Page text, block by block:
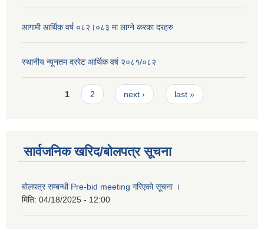
आगामी आर्थिक वर्ष ०८२।०८३ मा लाग्ने करका दरहरु
स्थानीय न्यूनतम दररेट आर्थिक वर्ष २०८१/०८२
Pages1 2 next › last »
सार्वजनिक खरिद/बोलपत्र सूचना
बोलपत्र सम्बन्धी Pre-bid meeting गरिएको सूचना ।
मिति: 04/18/2025 - 12:00